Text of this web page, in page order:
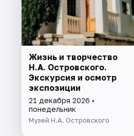
Жизнь и творчество
Н.А. Островского.
Экскурсия и осмотр
экспозиции
21 декабря 2026 •
понедельник
Музей Н.А. Островского